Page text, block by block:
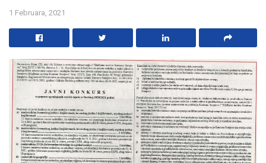
1 Februara, 2021